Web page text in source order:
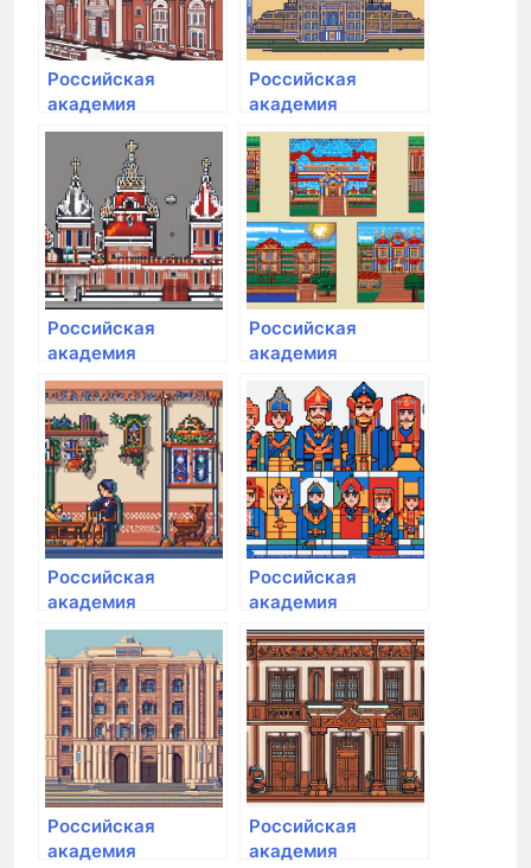
Российская
академия
живописи
Российская
академия
народного
хозяйства и
государственной
службы при
Президенте РФ
Российская
академия
народного
хозяйства и
государственной
службы при
Президенте РФ
Российская
академия
хозяйства и
государственной
службы при
Президенте РФ
Российская
академия
народного
хозяйства и
государственной
службы при
Президенте РФ
Российская
академия
народного
хозяйства и
государственной
службы при
Президенте РФ
Российская
академия
Российская
академия